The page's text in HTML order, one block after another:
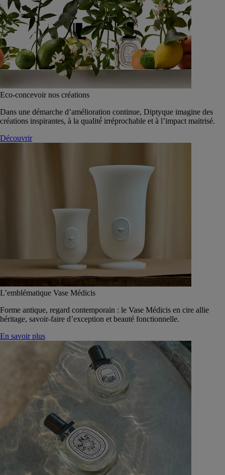
Eco-concevoir nos créations
Dans une démarche d’amélioration continue, Diptyque imagine des
créations inspirantes, à la qualité́ irréprochable et à l’impact maitrisé.
Découvrir
L’emblématique Vase Médicis
Forme antique, regard contemporain : le Vase Médicis en cire allie
héritage, savoir-faire d’exception et beauté fonctionnelle.
En savoir plus